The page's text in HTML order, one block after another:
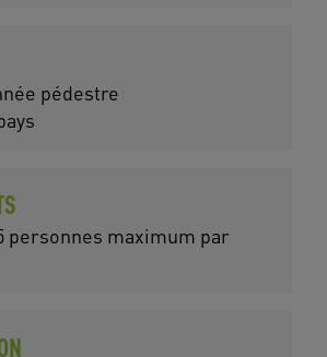
pédestre
personnes maximum par